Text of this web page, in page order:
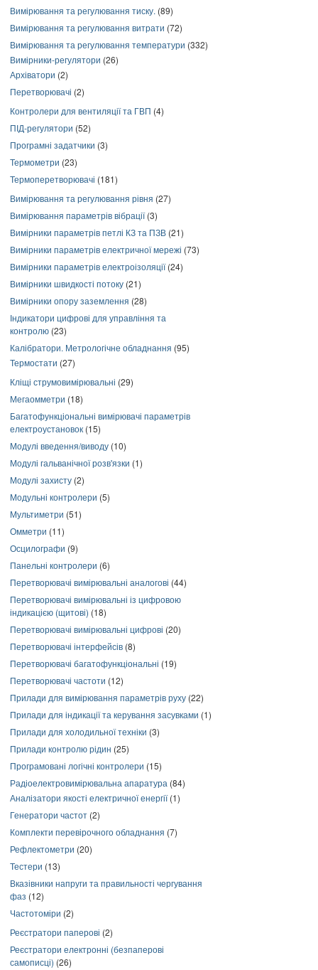
Вимірювання та регулювання тиску. (89)
Вимірювання та регулювання витрати (72)
Вимірювання та регулювання температури (332)
Вимірники-регулятори (26)
Архіватори (2)
Перетворювачі (2)
Контролери для вентиляції та ГВП (4)
ПІД-регулятори (52)
Програмні задатчики (3)
Термометри (23)
Термоперетворювачі (181)
Вимірювання та регулювання рівня (27)
Вимірювання параметрів вібрації(3)
Вимірники параметрів петлі КЗ та ПЗВ (21)
Вимірники параметрів електричної мережі (73)
Вимірники параметрів електроізоляції(24)
Вимірники швидкості потоку (21)
Вимірники опору заземлення (28)
Індикатори цифрові для управління та
контролю (23)
Калібратори. Метрологічне обладнання (95)
Термостати (27)
Кліщі струмовимірювальні (29)
Мегаомметри (18)
Багатофункціональні вимірювачі параметрів
електроустановок (15)
Модулі введення/виводу (10)
Модулі гальванічної розв'язки (1)
Модулі захисту (2)
Модульні контролери (5)
Мультиметри (51)
Омметри (11)
Осцилографи (9)
Панельні контролери (6)
Перетворювачі вимірювальні аналогові (44)
Перетворювачі вимірювальні із цифровою
індикацією (щитові) (18)
Перетворювачі вимірювальні цифрові (20)
Перетворювачі інтерфейсів (8)
Перетворювачі багатофункціональні (19)
Перетворювачі частоти (12)
Прилади для вимірювання параметрів руху (22)
Прилади для індикації та керування засувками (1)
Прилади для холодильної техніки (3)
Прилади контролю рідин (25)
Програмовані логічні контролери (15)
Радіоелектровимірювальна апаратура (84)
Аналізатори якості електричної енергії(1)
Генератори частот (2)
Комплекти перевірочного обладнання (7)
Рефлектометри (20)
Тестери (13)
Вказівники напруги та правильності чергування
фаз (12)
Частотоміри (2)
Реєстратори паперові (2)
Реєстратори електронні (безпаперові
самописці) (26)